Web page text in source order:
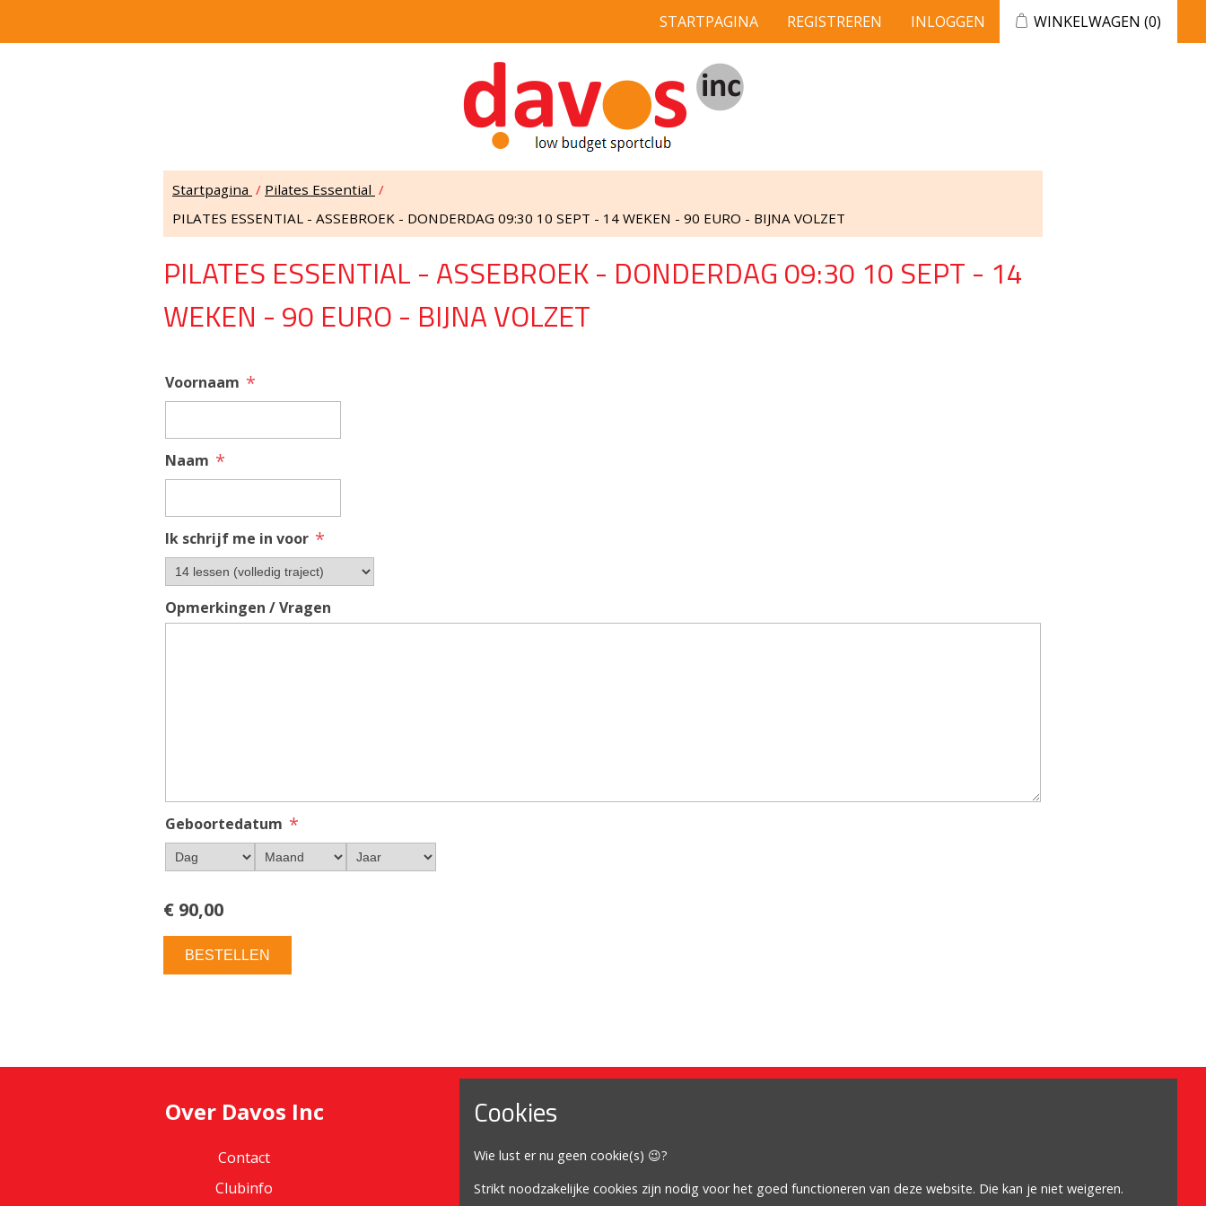
STARTPAGINA REGISTREREN INLOGGEN WINKELWAGEN (0)
Cookies
Wie lust er nu geen cookie(s) 😉?
Strikt noodzakelijke cookies zijn nodig voor het goed functioneren van deze website. Die kan je niet weigeren.
Startpagina / Pilates Essential /
PILATES ESSENTIAL - ASSEBROEK - DONDERDAG 09:30 10 SEPT - 14 WEKEN - 90 EURO - BIJNA VOLZET
PILATES ESSENTIAL - ASSEBROEK - DONDERDAG 09:30 10 SEPT - 14
WEKEN - 90 EURO - BIJNA VOLZET
Voornaam *
Naam *
Ik schrijf me in voor *
Opmerkingen / Vragen
Geboortedatum *
€ 90,00
BESTELLEN
Over Davos Inc
Contact
Clubinfo
Mijn account
Mijn account
Bestellingen
Cookiebeleid